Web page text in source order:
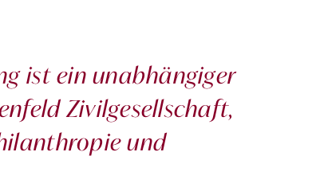
ist ein unabhängiger
Zivilgesellschaft,
und